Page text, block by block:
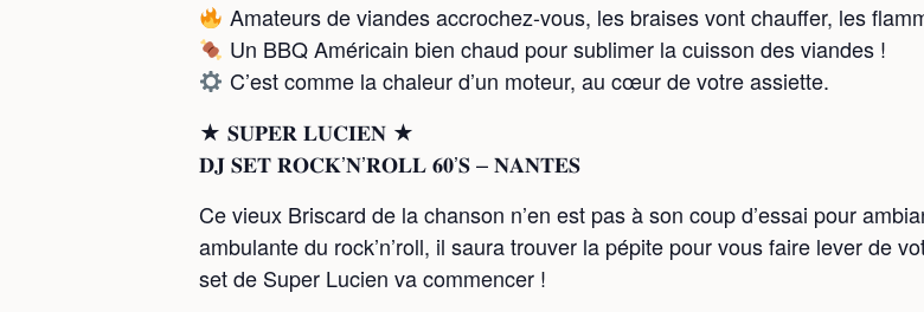
Amateurs de viandes accrochez-vous, les braises vont chauffer, les
Un BBQ Américain bien chaud pour sublimer la cuisson des viandes !
C’est comme la chaleur d’un moteur, au cœur de votre assiette.
★ 𝐒𝐔𝐏𝐄𝐑 𝐋𝐔𝐂𝐈𝐄𝐍 ★
𝐃𝐉 𝐒𝐄𝐓 𝐑𝐎𝐂𝐊’𝐍’𝐑𝐎𝐋𝐋 𝟔𝟎’𝐒 – 𝐍𝐀𝐍𝐓𝐄𝐒
Ce vieux Briscard de la chanson n’en est pas à son coup d’essai pour
ambulante du rock’n’roll, il saura trouver la pépite pour vous faire lever de
set de Super Lucien va commencer !